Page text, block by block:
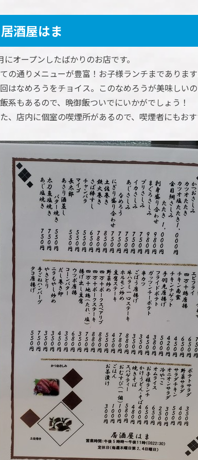
居酒屋はま
にオープンしたばかりのお店です。
の通りメニューが豊富！お子様ランチまでありま
はなめろうをチョイス。このなめろうが美味しい
系もあるので、晩御飯ついでにいかがでしょう！
、店内に個室の喫煙所があるので、喫煙者にもおす